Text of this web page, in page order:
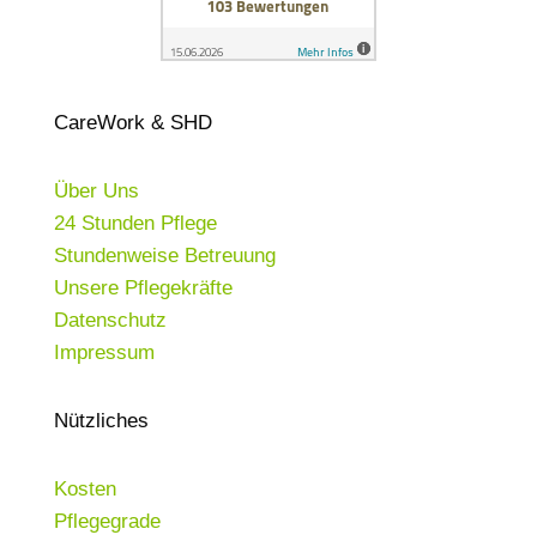
CareWork & SHD
Über Uns
24 Stunden Pflege
Stundenweise Betreuung
Unsere Pflegekräfte
Datenschutz
Impressum
Nützliches
Kosten
Pflegegrade